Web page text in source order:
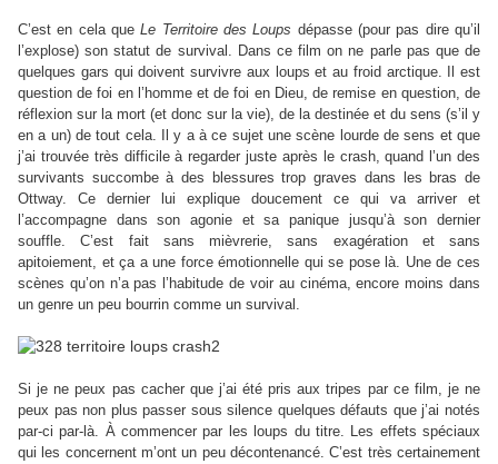
C’est en cela queLe Territoire des Loups dépasse (pour pas dire qu’il
l’explose) son statut de survival. Dans ce film on ne parle pas que de
quelques gars qui doivent survivre aux loups et au froid arctique. Il est
question de foi en l’homme et de foi en Dieu, de remise en question, de
réflexion sur la mort (et donc sur la vie), de la destinée et du sens (s’il y
en a un) de tout cela. Il y a à ce sujet une scène lourde de sens et que
j’ai trouvée très difficile à regarder juste après le crash, quand l’un des
survivants succombe à des blessures trop graves dans les bras de
Ottway. Ce dernier lui explique doucement ce qui va arriver et
l’accompagne dans son agonie et sa panique jusqu’à son dernier
souffle. C’est fait sans mièvrerie, sans exagération et sans
apitoiement, et ça a une force émotionnelle qui se pose là. Une de ces
scènes qu’on n’a pas l’habitude de voir au cinéma, encore moins dans
un genre un peu bourrin comme un survival.
Si je ne peux pas cacher que j’ai été pris aux tripes par ce film, je ne
peux pas non plus passer sous silence quelques défauts que j’ai notés
par-ci par-là. À commencer par les loups du titre. Les effets spéciaux
qui les concernent m’ont un peu décontenancé. C’est très certainement